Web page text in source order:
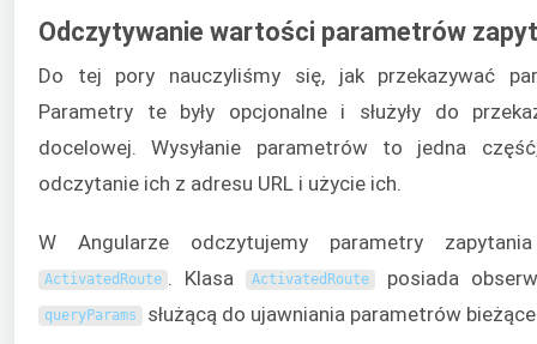
Odczytywanie wartości parametrów
Do tej pory nauczyliśmy się, jak przekazywać
Parametry te były opcjonalne i służyły do
docelowej. Wysyłanie parametrów to jedna
odczytanie ich z adresu URL i użycie ich.
W Angularze odczytujemy parametry
ActivatedRoute . Klasa ActivatedRoute posiada
queryParams służącą do ujawniania parametrów